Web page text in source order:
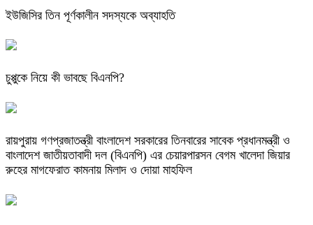
ইউজিসির তিন পূর্ণকালীন সদস্যকে অব্যাহতি
চুপ্পুকে নিয়ে কী ভাবছে বিএনপি?
রায়পুরায় গণপ্রজাতন্ত্রী বাংলাদেশ সরকারের তিনবারের সাবেক প্রধানমন্ত্রী ও
বাংলাদেশ জাতীয়তাবাদী দল (বিএনপি) এর চেয়ারপারসন বেগম খালেদা জিয়ার
রুহের মাগফেরাত কামনায় মিলাদ ও দোয়া মাহফিল